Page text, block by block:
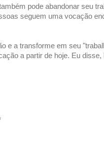
pode abandonar seu
seguem uma vocação
e a transforme em seu
a partir de hoje. Eu disse,